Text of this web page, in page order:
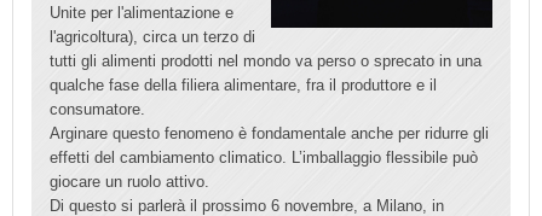
Unite per l'alimentazione e
l'agricoltura), circa un terzo di
tutti gli alimenti prodotti nel mondo va perso o sprecato in una
qualche fase della filiera alimentare, fra il produttore e il
consumatore.
Arginare questo fenomeno è fondamentale anche per ridurre gli
effetti del cambiamento climatico. L’imballaggio flessibile può
giocare un ruolo attivo.
Di questo si parlerà il prossimo 6 novembre, a Milano, in